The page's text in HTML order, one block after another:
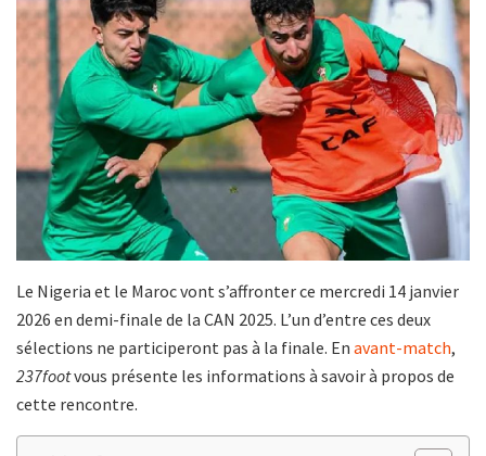
Le Nigeria et le Maroc vont s’affronter ce mercredi 14 janvier
2026 en demi-finale de la CAN 2025. L’un d’entre ces deux
sélections ne participeront pas à la finale. En avant-match,
237footvous présente les informations à savoir à propos de
cette rencontre.